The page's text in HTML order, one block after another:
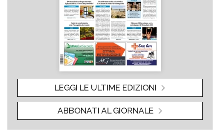
LEGGI LE ULTIME EDIZIONI
ABBONATI AL GIORNALE